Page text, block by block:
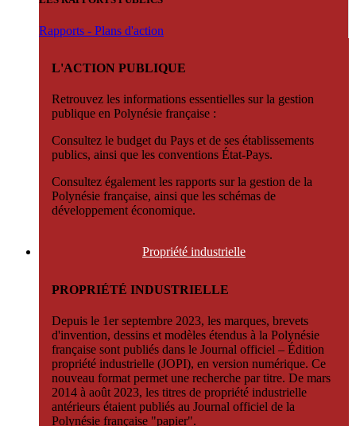
Rapports - Plans d'action
L'ACTION PUBLIQUE
Retrouvez les informations essentielles sur la gestion
publique en Polynésie française :
Consultez le budget du Pays et de ses établissements
publics, ainsi que les conventions État-Pays.
Consultez également les rapports sur la gestion de la
Polynésie française, ainsi que les schémas de
développement économique.
Propriété industrielle
PROPRIÉTÉ INDUSTRIELLE
Depuis le 1er septembre 2023, les marques, brevets
d'invention, dessins et modèles étendus à la Polynésie
française sont publiés dans le Journal officiel – Édition
propriété industrielle (JOPI), en version numérique. Ce
nouveau format permet une recherche par titre. De mars
2014 à août 2023, les titres de propriété industrielle
antérieurs étaient publiés au Journal officiel de la
Polynésie française "papier".